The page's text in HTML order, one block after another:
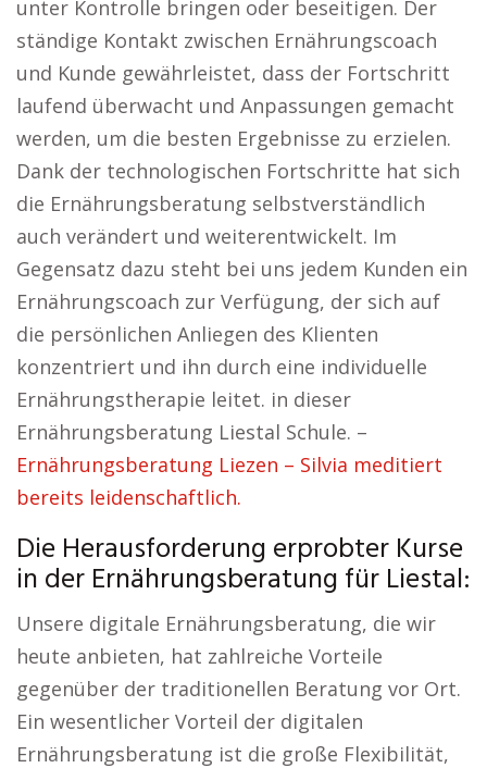
unter Kontrolle bringen oder beseitigen. Der
ständige Kontakt zwischen Ernährungscoach
und Kunde gewährleistet, dass der Fortschritt
laufend überwacht und Anpassungen gemacht
werden, um die besten Ergebnisse zu erzielen.
Dank der technologischen Fortschritte hat sich
die Ernährungsberatung selbstverständlich
auch verändert und weiterentwickelt. Im
Gegensatz dazu steht bei uns jedem Kunden ein
Ernährungscoach zur Verfügung, der sich auf
die persönlichen Anliegen des Klienten
konzentriert und ihn durch eine individuelle
Ernährungstherapie leitet. in dieser
Ernährungsberatung Liestal Schule. –
Ernährungsberatung Liezen – Silvia meditiert
bereits leidenschaftlich.
Die Herausforderung erprobter Kurse
in der Ernährungsberatung für Liestal:
Unsere digitale Ernährungsberatung, die wir
heute anbieten, hat zahlreiche Vorteile
gegenüber der traditionellen Beratung vor Ort.
Ein wesentlicher Vorteil der digitalen
Ernährungsberatung ist die große Flexibilität,